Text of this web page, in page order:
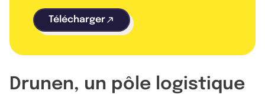
Télécharger
Drunen, un pôle logistique